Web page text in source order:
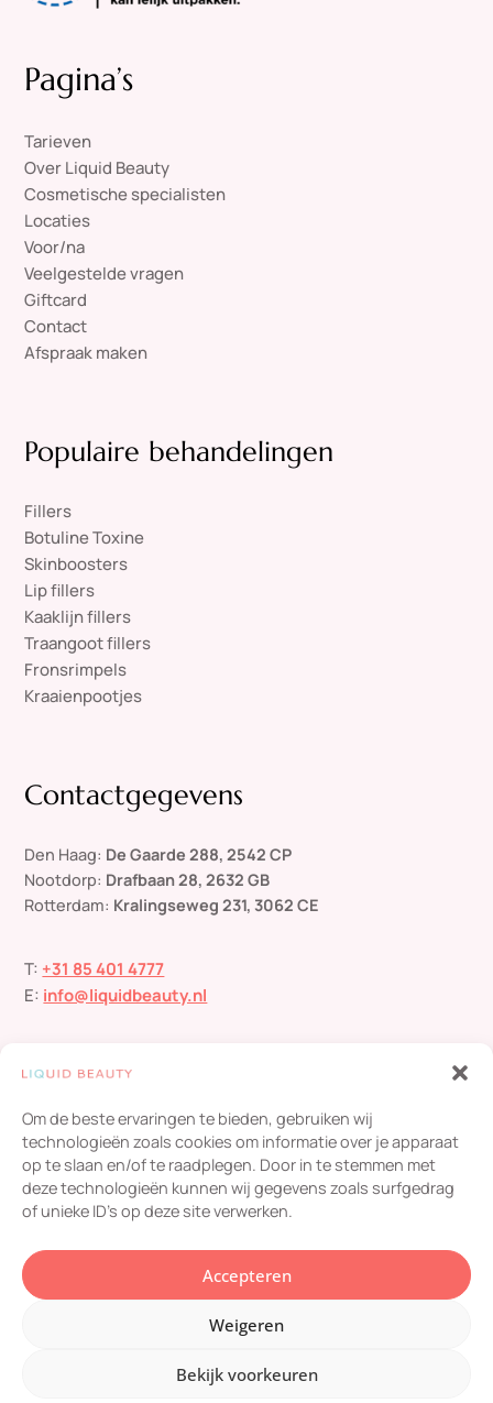
Om de beste ervaringen te bieden, gebruiken wij
technologieën zoals cookies om informatie over je apparaat
op te slaan en/of te raadplegen. Door in te stemmen met
deze technologieën kunnen wij gegevens zoals surfgedrag
of unieke ID's op deze site verwerken.
Accepteren
Weigeren
Bekijk voorkeuren
Pagina’s
Tarieven
Over Liquid Beauty
Cosmetische specialisten
Locaties
Voor/na
Veelgestelde vragen
Giftcard
Contact
Afspraak maken
Populaire behandelingen
Fillers
Botuline Toxine
Skinboosters
Lip fillers
Kaaklijn fillers
Traangoot fillers
Fronsrimpels
Kraaienpootjes
Contactgegevens
Den Haag: De Gaarde 288, 2542 CP
Nootdorp: Drafbaan 28, 2632 GB
Rotterdam: Kralingseweg 231, 3062 CE
T: +31 85 401 4777
E: info@liquidbeauty.nl
Liquid Beauty scoort een4,8 / 5op basis van454
beoordelingen
© 2024 Liquid Beauty – Alle rechten voorbehouden |
cookie policy
Klachtenregeling